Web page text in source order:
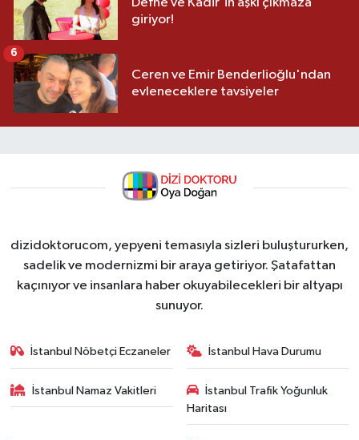
giriyor!
Ceren ve Emir Benderlioğlu'ndan
evleneceklere tavsiyeler
6
dizidoktorucom, yepyeni temasıyla sizleri buluştururken,
sadelik ve modernizmi bir araya getiriyor. Şatafattan
kaçınıyor ve insanlara haber okuyabilecekleri bir altyapı
sunuyor.
İstanbul Nöbetçi Eczaneler İstanbul Hava Durumu
İstanbul Namaz Vakitleri
İstanbul Trafik Yoğunluk
Haritası